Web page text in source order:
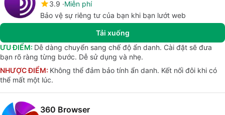
3.9 Miễn phí
Bảo vệ sự riêng tư của bạn khi bạn lướt web
Tải xuống
ƯU ĐIỂM: Dễ dàng chuyển sang chế độ ẩn danh. Cài đặt sẽ đưa
bạn rõ ràng từng bước. Dễ sử dụng và nhẹ.
NHƯỢC ĐIỂM: Không thể đảm bảo tính ẩn danh. Kết nối đôi khi có
thể mất một lúc.
360 Browser